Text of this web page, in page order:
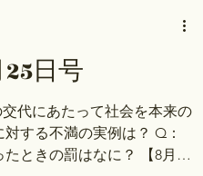
伝 鬼滅の刃
日号
代にあたって社会を本来の
する不満の実例は？ Q：
ときの罰はなに？ 【8月3